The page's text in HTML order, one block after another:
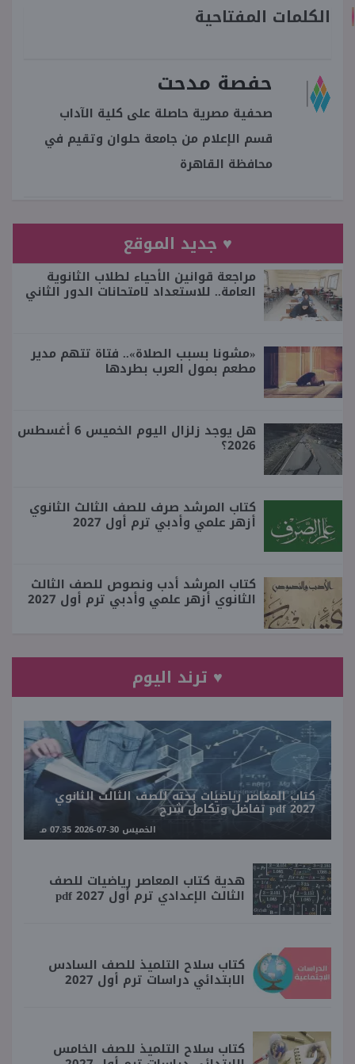
الكلمات المفتاحية
حفصة مدحت
صحفية مصرية حاصلة على كلية الآداب
قسم الإعلام من جامعة حلوان وتقيم في
محافظة القاهرة
♥ جديد الموقع
مراجعة قوانين الأحياء لطلاب الثانوية
العامة.. للاستعداد لامتحانات الدور الثاني
«مشونا بسبب الصلاة».. فتاة تتهم مدير
مطعم بمول العرب بطردها
هل يوجد زلزال اليوم الخميس 6 أغسطس
2026؟
كتاب المرشد صرف للصف الثالث الثانوي
أزهر علمي وأدبي ترم أول 2027
كتاب المرشد أدب ونصوص للصف الثالث
الثانوي أزهر علمي وأدبي ترم أول 2027
♥ ترند اليوم
كتاب المعاصر رياضيات بحته للصف الثالث الثانوي
2027 pdf تفاضل وتكامل شرح
الخميس 30-07-2026 07:35 مـ
هدية كتاب المعاصر رياضيات للصف
الثالث الإعدادي ترم أول 2027 pdf
كتاب سلاح التلميذ للصف السادس
الابتدائي دراسات ترم أول 2027
كتاب سلاح التلميذ للصف الخامس